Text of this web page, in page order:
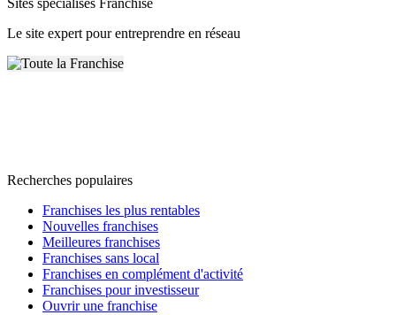
Sites spécialisés Franchise
Le site expert pour entreprendre en réseau
Recherches populaires
Franchises les plus rentables
Nouvelles franchises
Meilleures franchises
Franchises sans local
Franchises en complément d'activité
Franchises pour investisseur
Ouvrir une franchise